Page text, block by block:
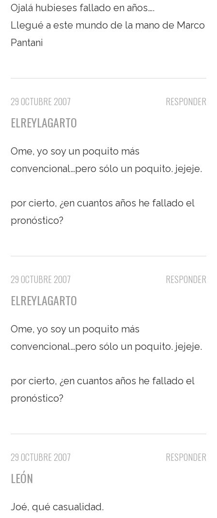
Ojalá hubieses fallado en años….
Llegué a este mundo de la mano de Marco
Pantani
RESPONDER
29 OCTUBRE 2007
ELREYLAGARTO
Ome, yo soy un poquito más
convencional…pero sólo un poquito. jejeje.
por cierto, ¿en cuantos años he fallado el
pronóstico?
RESPONDER
29 OCTUBRE 2007
ELREYLAGARTO
Ome, yo soy un poquito más
convencional…pero sólo un poquito. jejeje.
por cierto, ¿en cuantos años he fallado el
pronóstico?
RESPONDER
29 OCTUBRE 2007
LEÓN
Joé, qué casualidad.